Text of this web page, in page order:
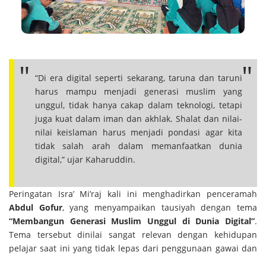
“Di era digital seperti sekarang, taruna dan taruni
harus mampu menjadi generasi muslim yang
unggul, tidak hanya cakap dalam teknologi, tetapi
juga kuat dalam iman dan akhlak. Shalat dan nilai-
nilai keislaman harus menjadi pondasi agar kita
tidak salah arah dalam memanfaatkan dunia
digital,” ujar Kaharuddin.
Peringatan Isra’ Mi’raj kali ini menghadirkan penceramah
Abdul Gofur, yang menyampaikan tausiyah dengan tema
“Membangun Generasi Muslim Unggul di Dunia Digital”.
Tema tersebut dinilai sangat relevan dengan kehidupan
pelajar saat ini yang tidak lepas dari penggunaan gawai dan